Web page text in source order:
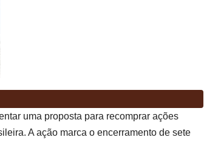
uma proposta para recomprar ações
A ação marca o encerramento de sete